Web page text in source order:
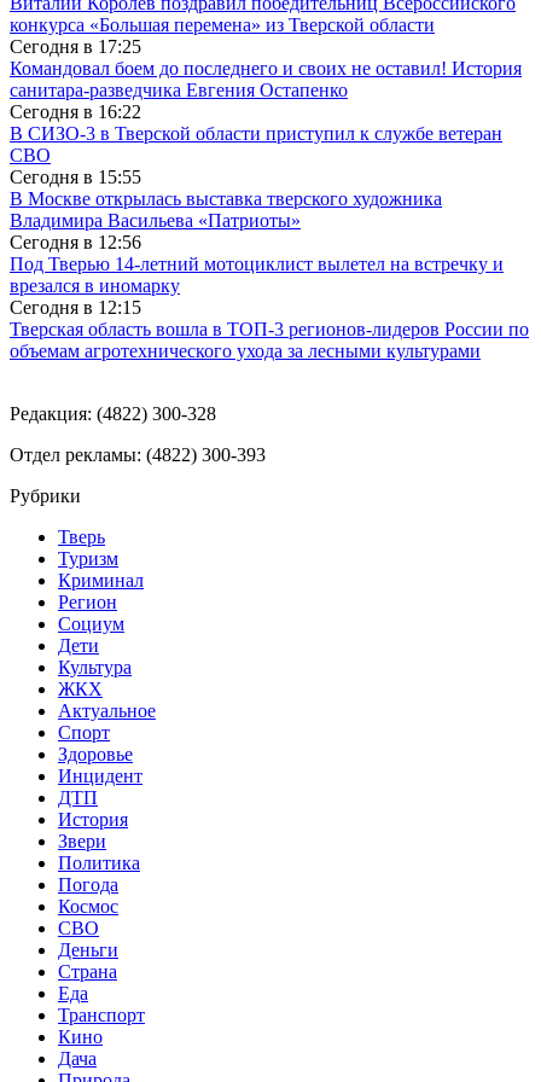
конкурса «Большая перемена» из Тверской области
Сегодня в 17:25
Командовал боем до последнего и своих не оставил! История
санитара-разведчика Евгения Остапенко
Сегодня в 16:22
В СИЗО-3 в Тверской области приступил к службе ветеран
СВО
Сегодня в 15:55
В Москве открылась выставка тверского художника
Владимира Васильева «Патриоты»
Сегодня в 12:56
Под Тверью 14-летний мотоциклист вылетел на встречку и
врезался в иномарку
Сегодня в 12:15
Тверская область вошла в ТОП-3 регионов-лидеров России по
объемам агротехнического ухода за лесными культурами
Редакция: (4822) 300-328
Отдел рекламы: (4822) 300-393
Рубрики
Тверь
Туризм
Криминал
Регион
Социум
Дети
Культура
ЖКХ
Актуальное
Спорт
Здоровье
Инцидент
ДТП
История
Звери
Политика
Погода
Космос
СВО
Деньги
Страна
Еда
Транспорт
Кино
Дача